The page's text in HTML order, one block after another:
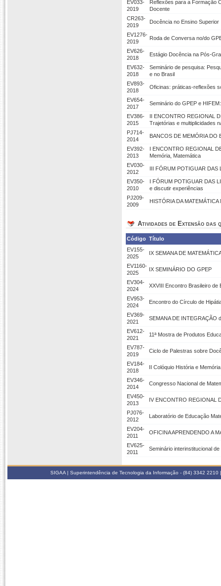
EV033-
2019
Reflexões para a Formação
Docente
CR263-
2019
Docência no Ensino Superior
EV1276-
2019
Roda de Conversa no/do
EV626-
2018
Estágio Docência na Pós-
EV632-
2018
Seminário de pesquisa:
e no Brasil
EV893-
2018
Oficinas: práticas-reflexões
EV654-
2017
Seminário do GPEP e
EV386-
2015
II ENCONTRO REGIONAL
Trajetórias e multiplicidades
PJ714-
2014
BANCOS DE MEMÓRIA DO
EV392-
2013
I ENCONTRO REGIONAL
Memória, Matemática
EV030-
2012
III FÓRUM POTIGUAR DAS
EV350-
2010
I FÓRUM POTIGUAR DAS
e discutir experiências
PJ209-
2009
HISTÓRIA DA
Atividades de Extensão das
Código Título
EV155-
2025
IX SEMANA DE
EV1160-
2025
IX SEMINÁRIO DO GPEP
EV304-
2024
XXVIII Encontro Brasileiro
EV953-
2024
Encontro do Círculo de
EV369-
2021
SEMANA DE INTEGRAÇÃO
EV612-
2021
11ª Mostra de Produtos
EV787-
2019
Ciclo de Palestras sobre
EV184-
2018
II Colóquio História e
EV346-
2014
Congresso Nacional de
EV450-
2013
IV ENCONTRO REGIONAL
PJ076-
2012
Laboratório de Educação
EV204-
2011
OFICINA APRENDENDO A
EV625-
2011
Seminário interinstitucional
SIGAA | Superintendência de Tecnologia da Informação - (84) 3342